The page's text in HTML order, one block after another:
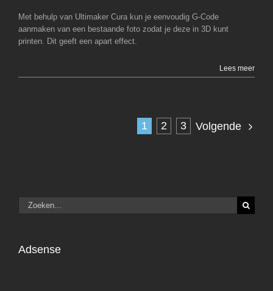
Met behulp van Ultimaker Cura kun je eenvoudig G-Code
aanmaken van een bestaande foto zodat je deze in 3D kunt
printen. Dit geeft een apart effect.
Lees meer
1 2 3 Volgende
Zoeken
naar:
Adsense